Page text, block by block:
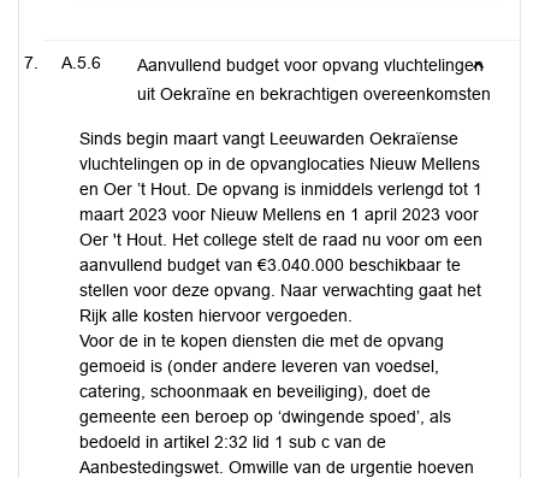
A.5.6
Aanvullend budget voor opvang vluchtelingen
uit Oekraïne en bekrachtigen overeenkomsten
Sinds begin maart vangt Leeuwarden Oekraïense
vluchtelingen op in de opvanglocaties Nieuw Mellens
en Oer ’t Hout. De opvang is inmiddels verlengd tot 1
maart 2023 voor Nieuw Mellens en 1 april 2023 voor
Oer 't Hout. Het college stelt de raad nu voor om een
aanvullend budget van €3.040.000 beschikbaar te
stellen voor deze opvang. Naar verwachting gaat het
Rijk alle kosten hiervoor vergoeden.
Voor de in te kopen diensten die met de opvang
gemoeid is (onder andere leveren van voedsel,
catering, schoonmaak en beveiliging), doet de
gemeente een beroep op ‘dwingende spoed’, als
bedoeld in artikel 2:32 lid 1 sub c van de
Aanbestedingswet. Omwille van de urgentie hoeven